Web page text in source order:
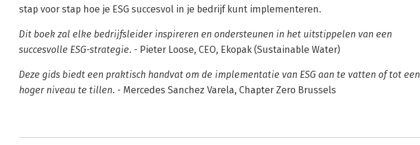
stap voor stap hoe je ESG succesvol in je bedrijf kunt implementeren.
Dit boek zal elke bedrijfsleider inspireren en ondersteunen in het uitstippelen van een
succesvolle ESG-strategie. - Pieter Loose, CEO, Ekopak (Sustainable Water)
Deze gids biedt een praktisch handvat om de implementatie van ESG aan te vatten of tot een
hoger niveau te tillen. - Mercedes Sanchez Varela, Chapter Zero Brussels